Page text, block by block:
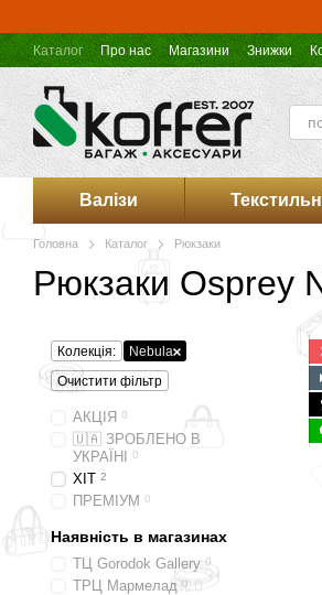
Каталог Про нас Магазини Знижки
Оферта магазину Koffer.UA
Валізи
Головна Каталог Рюкзаки
Рюкзаки Osprey
Колекція:
Nebula
Очистити фільтр
АКЦІЯ 0
🇺🇦 ЗРОБЛЕНО В
УКРАЇНІ
0
ХІТ 2
ПРЕМІУМ 0
Наявність в магазинах
ТЦ Gorodok Gallery 0
ТРЦ Мармелад 0